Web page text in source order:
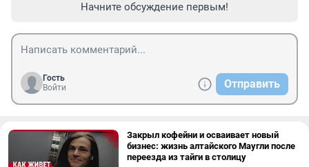
Начните обсуждение первым!
Гость
Войти
Отправить
Закрыл кофейни и осваивает новый
бизнес: жизнь алтайского Маугли после
переезда из тайги в столицу